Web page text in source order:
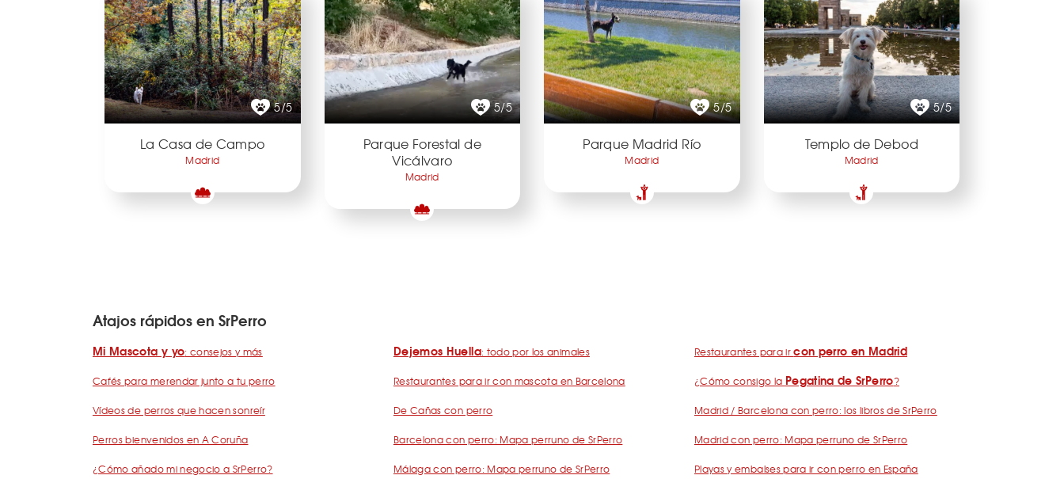
5/5
La Casa de Campo
Madrid
5/5
Parque Forestal de
Vicálvaro
Madrid
5/5
Parque Madrid Río
Madrid
5/5
Templo de Debod
Madrid
Atajos rápidos en SrPerro
Mi Mascota y yo: consejos y más
Cafés para merendar junto a tu perro
Vídeos de perros que hacen sonreír
Perros bienvenidos en A Coruña
¿Cómo añado mi negocio a SrPerro?
Dejemos Huella: todo por los animales
Restaurantes para ir con mascota en Barcelona
De Cañas con perro
Barcelona con perro: Mapa perruno de SrPerro
Málaga con perro: Mapa perruno de SrPerro
Restaurantes para ircon perro en Madrid
¿Cómo consigo la Pegatina de SrPerro?
Madrid / Barcelona con perro: los libros de SrPerro
Madrid con perro: Mapa perruno de SrPerro
Playas y embalses para ir con perro en España